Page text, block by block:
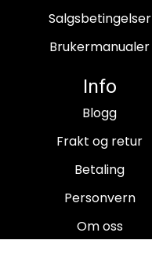
Salgsbetingelser
Brukermanualer
Info
Blogg
Frakt og retur
Betaling
Personvern
Om oss